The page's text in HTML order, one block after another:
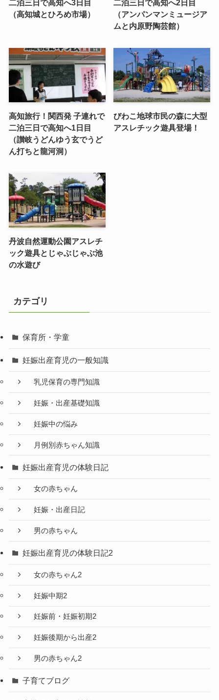
二泊三日で高知へ3日目
（高知城とひろめ市場）
二泊三日で高知へ2日目
（アンパンマンミュージア
ムと内原野陶芸館）
高知旅行！関西発 子連れで
二泊三日で高知へ1日目
（讃岐うどんゆう玄でうど
ん打ちと龍河洞）
びわこ地球市民の森に大型
アスレチック遊具登場！
丹波自然運動公園アスレチ
ック遊具とじゃぶじゃぶ池
の水遊び
カテゴリ
保育所・学童
妊娠出産育児の一般知識
乳児保育の専門知識
妊娠・出産基礎知識
妊娠中の悩み
月例別赤ちゃん知識
妊娠出産育児の体験日記
女の赤ちゃん
妊娠・出産日記
男の赤ちゃん
妊娠出産育児の体験日記2
女の赤ちゃん2
妊娠中期2
妊娠前・妊娠初期2
妊娠後期から出産2
男の赤ちゃん2
子育てブログ